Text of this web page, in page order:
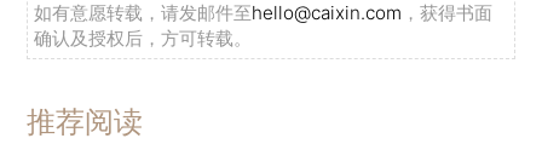
如有意愿转载，请发邮件至hello@caixin.com ，获得书面
确认及授权后，方可转载。
推荐阅读